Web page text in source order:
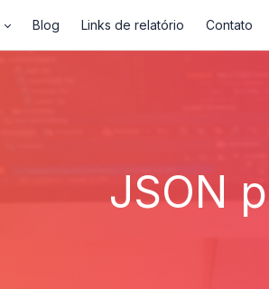
Blog Links de relatório Contato
JSON